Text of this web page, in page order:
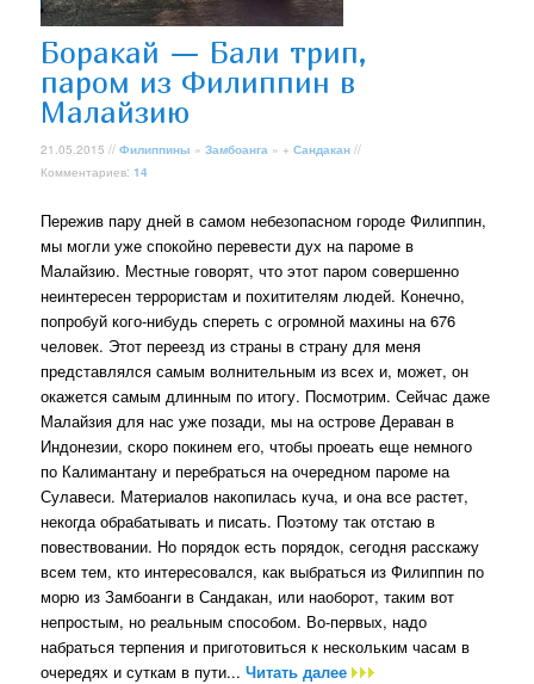
Боракай — Бали трип,
паром из Филиппин в
Малайзию
21.05.2015 //Филиппины »Замбоанга » +Сандакан //
Комментариев:14
Пережив пару дней в самом небезопасном городе Филиппин,
мы могли уже спокойно перевести дух на пароме в
Малайзию. Местные говорят, что этот паром совершенно
неинтересен террористам и похитителям людей. Конечно,
попробуй кого-нибудь спереть с огромной махины на 676
человек. Этот переезд из страны в страну для меня
представлялся самым волнительным из всех и, может, он
окажется самым длинным по итогу. Посмотрим. Сейчас даже
Малайзия для нас уже позади, мы на острове Дераван в
Индонезии, скоро покинем его, чтобы проеать еще немного
по Калимантану и перебраться на очередном пароме на
Сулавеси. Материалов накопилась куча, и она все растет,
некогда обрабатывать и писать. Поэтому так отстаю в
повествовании. Но порядок есть порядок, сегодня расскажу
всем тем, кто интересовался, как выбраться из Филиппин по
морю из Замбоанги в Сандакан, или наоборот, таким вот
непростым, но реальным способом. Во-первых, надо
набраться терпения и приготовиться к нескольким часам в
очередях и суткам в пути...Читать далее